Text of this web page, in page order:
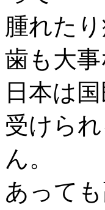
腫れた
歯も大事
日本は
受けら
ん。
あって